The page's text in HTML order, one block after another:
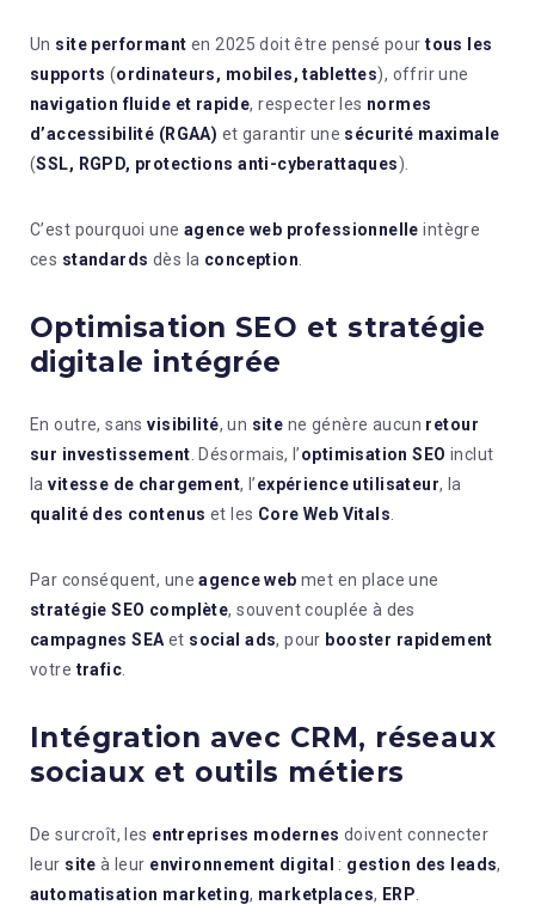
Un site performant en 2025 doit être pensé pourtous les
supports (ordinateurs, mobiles, tablettes), offrir une
navigation fluide et rapide, respecter les normes
d’accessibilité (RGAA) et garantir une sécurité maximale
(SSL, RGPD, protections anti-cyberattaques).
C’est pourquoi une agence web professionnelle intègre
ces standards dès la conception
Optimisation SEO et stratégie
digitale intégrée
En outre, sansvisibilité, un site ne génère aucun retour
sur investissement . Désormais, l’optimisation SEO inclut
lavitesse de chargement, l’expérience utilisateur, la
qualité des contenus et les Core Web Vitals
Par conséquent, uneagence web met en place une
stratégie SEO complète, souvent couplée à des
campagnes SEA et social ads, pour booster rapidement
votre trafic
Intégration avec CRM, réseaux
sociaux et outils métiers
De surcroît, les entreprises modernes doivent connecter
leur site à leur environnement digital : gestion des leads,
automatisation marketing, marketplaces, ERP